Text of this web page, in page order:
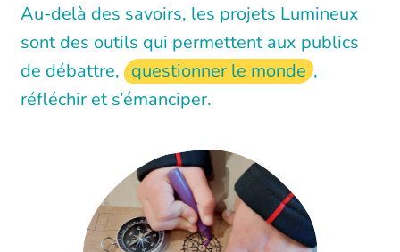
Au-delà des savoirs, les projets Lumineux
sont des outils qui permettent aux publics
de débattre, questionner le monde ,
réfléchir et s’émanciper.